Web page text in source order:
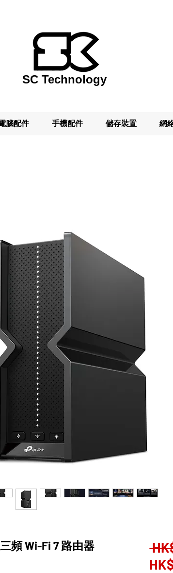
SC Technology
腦配件 手機配件 儲存裝置 網
頻 Wi-Fi 7 路由器